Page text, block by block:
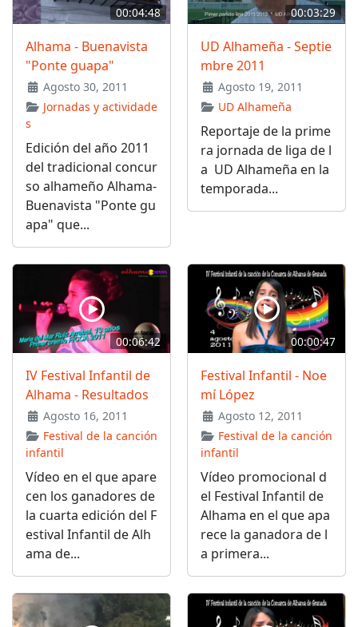
00:04:48
Alhama - Buenavista
"Ponte guapa"
Agosto 30, 2011
Jornadas y actividade
s
Edición del año 2011
del tradicional concur
so alhameño Alhama-
Buenavista "Ponte gu
apa" que...
00:03:29
UD Alhameña - Septie
mbre 2011
Agosto 19, 2011
UD Alhameña
Reportaje de la prime
ra jornada de liga de l
a UD Alhameña en la
temporada...
00:06:42
IV Festival Infantil de
Alhama - Resultados
Agosto 16, 2011
Festival de la canción
infantil
Vídeo en el que apare
cen los ganadores de
la cuarta edición del F
estival Infantil de Alh
ama de...
00:00:47
Festival Infantil - Noe
mí López
Agosto 12, 2011
Festival de la canción
infantil
Vídeo promocional d
el Festival Infantil de
Alhama en el que apa
rece la ganadora de l
a primera...